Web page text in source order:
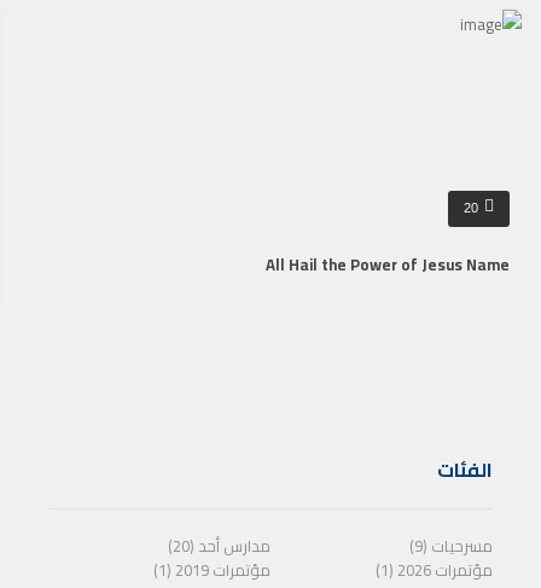
20
All Hail the Power of Jesus Name
الفئات
مسرحيات (9)
مدارس أحد (20)
مؤتمرات 2026 (1)
مؤتمرات 2019 (1)